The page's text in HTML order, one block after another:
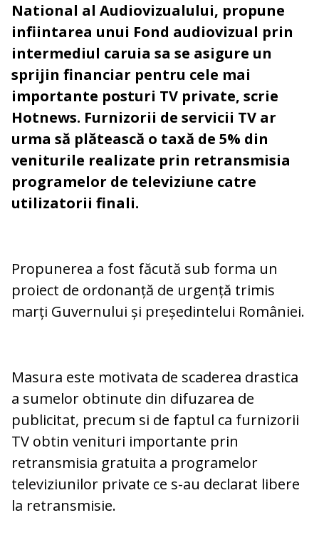
National al Audiovizualului, propune
infiintarea unui Fond audiovizual prin
intermediul caruia sa se asigure un
sprijin financiar pentru cele mai
importante posturi TV private, scrie
Hotnews. Furnizorii de servicii TV ar
urma să plătească o taxă de 5% din
veniturile realizate prin retransmisia
programelor de televiziune catre
utilizatorii finali.
Propunerea a fost făcută sub forma un
proiect de ordonanță de urgență trimis
marți Guvernului și președintelui României.
Masura este motivata de scaderea drastica
a sumelor obtinute din difuzarea de
publicitat, precum si de faptul ca furnizorii
TV obtin venituri importante prin
retransmisia gratuita a programelor
televiziunilor private ce s-au declarat libere
la retransmisie.